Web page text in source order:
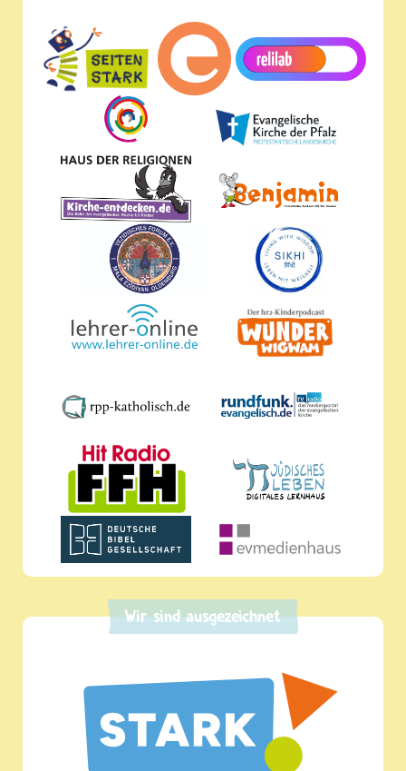
Wir sind ausgezeichnet